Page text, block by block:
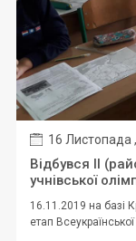
16 Листопада
Відбувся II
учнівської
16.11.2019 на базі
етап Всеукраїнської